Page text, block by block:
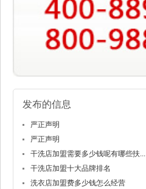
发布的信息
严正声明
严正声明
干洗店加盟需要多少钱呢有哪些扶...
干洗店加盟十大品牌排名
洗衣店加盟费多少钱怎么经营